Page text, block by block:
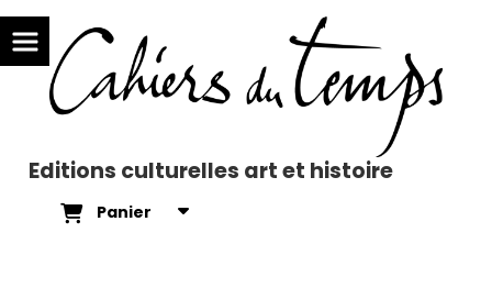
Editions culturelles art et histoire
Panier